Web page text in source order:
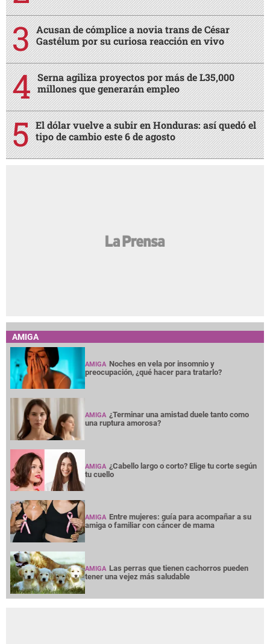
Acusan de cómplice a novia trans de César
Gastélum por su curiosa reacción en vivo
Serna agiliza proyectos por más de L35,000
millones que generarán empleo
El dólar vuelve a subir en Honduras: así quedó el
tipo de cambio este 6 de agosto
AMIGA
AMIGA Noches en vela por insomnio y
preocupación, ¿qué hacer para tratarlo?
AMIGA ¿Terminar una amistad duele tanto como
una ruptura amorosa?
AMIGA ¿Cabello largo o corto? Elige tu corte según
tu cuello
AMIGA Entre mujeres: guía para acompañar a su
amiga o familiar con cáncer de mama
AMIGA Las perras que tienen cachorros pueden
tener una vejez más saludable